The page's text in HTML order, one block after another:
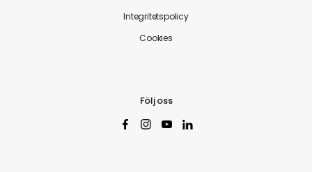
Integritetspolicy
Cookies
Följ oss